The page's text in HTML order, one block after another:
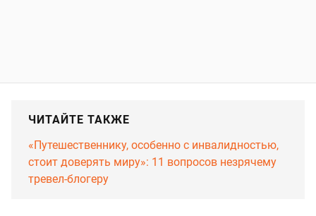
ЧИТАЙТЕ ТАКЖЕ
«Путешественнику, особенно с инвалидностью,
стоит доверять миру»: 11 вопросов незрячему
тревел-блогеру